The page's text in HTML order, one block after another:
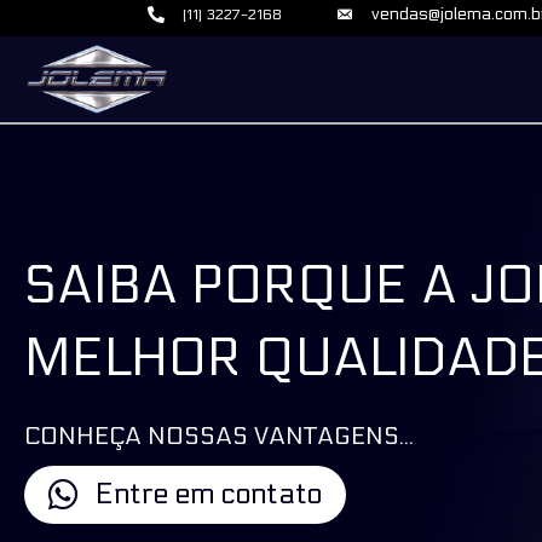
(11) 3227-2168
SAIBA PORQUE A
MELHOR
CONHEÇA NOSSAS VANTAGENS...
Entre em contato